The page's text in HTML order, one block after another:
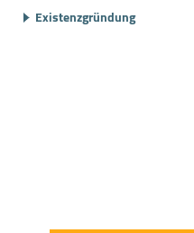
Existenzgründung